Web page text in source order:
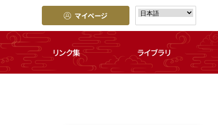
マイページ
リンク集 ライブラリ